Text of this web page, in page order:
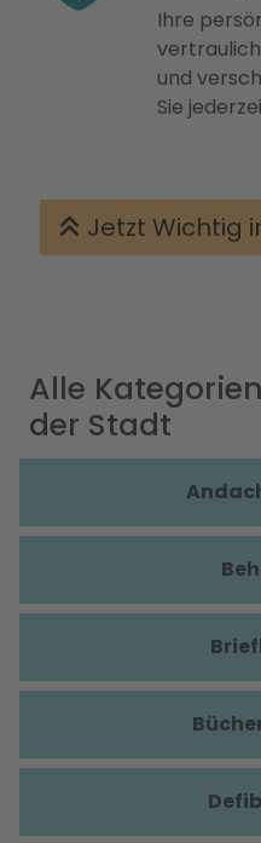
Ihre
und
Sie
Jetzt Wichtig
Alle
der Stadt